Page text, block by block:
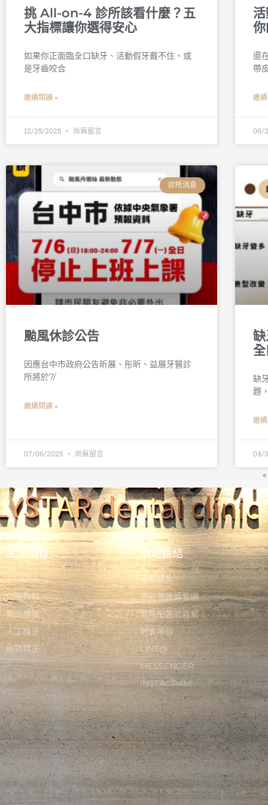
挑 All-on-4 診所該看什麼？五
大指標讓你選得安心
如果你正面臨全口缺牙、活動假牙戴不住、或
是牙齒咬合
繼續閱讀 »
12/25/2025 尚無留言
還
帶
繼
09/
診所消息
颱風休診公告
因應台中市政府公告昕展、彤昕、益展牙醫診
所將於7/
繼續閱讀 »
07/06/2025 尚無留言
缺
題
繼
04/
主治項目
All-on-4
口腔外科
顯微根管
人工植牙
齒顎矯正
網站連結
隱私條款
張元瀚醫師官網
葉映彤醫師官網
列表項目
LINE@
MESSENGER
INSTAGRAM